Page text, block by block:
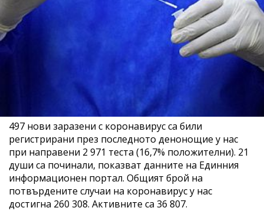
497 нови заразени с коронавирус са били
регистрирани през последното денонощие у нас
при направени 2 971 теста (16,7% положителни). 21
души са починали, показват данните на Единния
информационен портал. Общият брой на
потвърдените случаи на коронавирус у нас
достигна 260 308. Активните са 36 807.